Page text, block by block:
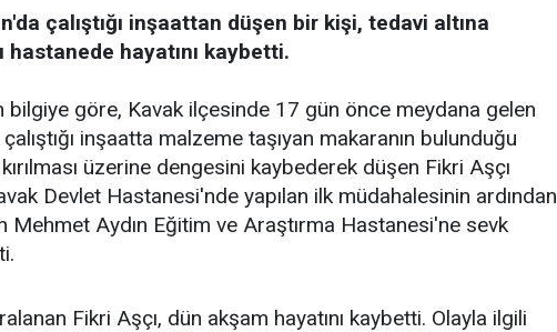
çalıştığı inşaattan düşen bir kişi, tedavi altına
hastanede hayatını kaybetti.
bilgiye göre, Kavak ilçesinde 17 gün önce meydana gelen
inşaatta malzeme taşıyan makaranın bulunduğu
kırılması üzerine dengesini kaybederek düşen Fikri Aşçı
Devlet Hastanesi'nde yapılan ilk müdahalesinin ardından
Mehmet Aydın Eğitim ve Araştırma Hastanesi'ne sevk
Fikri Aşçı, dün akşam hayatını kaybetti. Olayla ilgili